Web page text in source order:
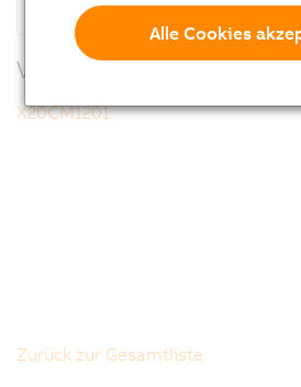
Firmware:
Verwandte Produkte
X20CM1201
Zurück zur Gesamtliste
Alle Cookies